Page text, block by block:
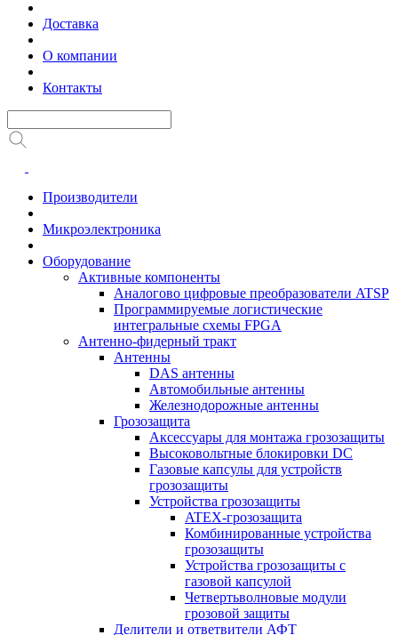
Доставка
О компании
Контакты
Производители
Микроэлектроника
Оборудование
Активные компоненты
Аналогово цифровые преобразователи ATSP
Программируемые логистические
интегральные схемы FPGA
Антенно-фидерный тракт
Антенны
DAS антенны
Автомобильные антенны
Железнодорожные антенны
Грозозащита
Аксессуары для монтажа грозозащиты
Высоковольтные блокировки DC
Газовые капсулы для устройств
грозозащиты
Устройства грозозащиты
ATEX-грозозащита
Комбинированные устройства
грозозащиты
Устройства грозозащиты с
газовой капсулой
Четвертьволновые модули
грозовой защиты
Делители и ответвители АФТ